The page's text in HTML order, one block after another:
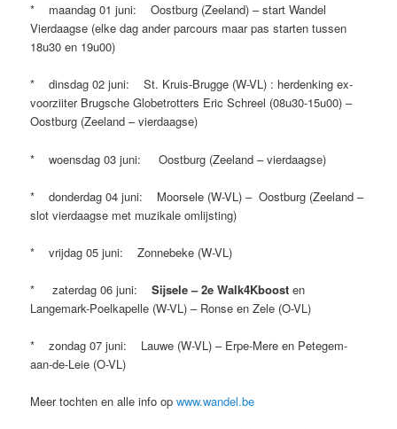
* maandag 01 juni: Oostburg (Zeeland) – start Wandel
Vierdaagse (elke dag ander parcours maar pas starten tussen
18u30 en 19u00)
* dinsdag 02 juni: St. Kruis-Brugge (W-VL) : herdenking ex-
voorziiter Brugsche Globetrotters Eric Schreel (08u30-15u00) –
Oostburg (Zeeland – vierdaagse)
* woensdag 03 juni: Oostburg (Zeeland – vierdaagse)
* donderdag 04 juni: Moorsele (W-VL) – Oostburg (Zeeland –
slot vierdaagse met muzikale omlijsting)
* vrijdag 05 juni: Zonnebeke (W-VL)
* zaterdag 06 juni: Sijsele – 2e Walk4Kboost en
Langemark-Poelkapelle (W-VL) – Ronse en Zele (O-VL)
* zondag 07 juni: Lauwe (W-VL) – Erpe-Mere en Petegem-
aan-de-Leie (O-VL)
Meer tochten en alle info opwww.wandel.be